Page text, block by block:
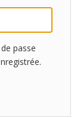
passe